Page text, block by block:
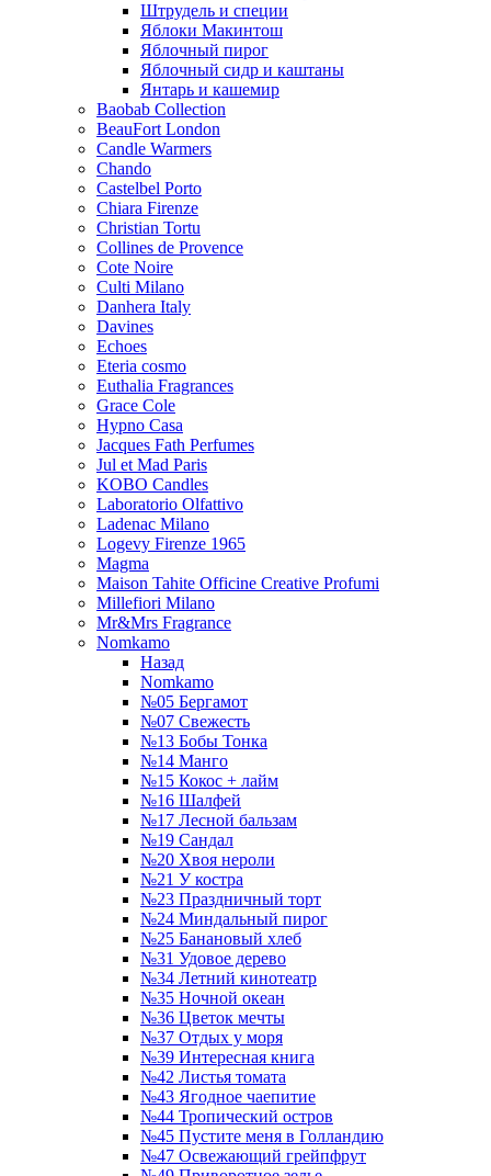
Штрудель и специи
Яблоки Макинтош
Яблочный пирог
Яблочный сидр и каштаны
Янтарь и кашемир
Baobab Collection
BeauFort London
Candle Warmers
Chando
Castelbel Porto
Chiara Firenze
Christian Tortu
Collines de Provence
Cote Noire
Culti Milano
Danhera Italy
Davines
Echoes
Eteria cosmo
Euthalia Fragrances
Grace Cole
Hypno Casa
Jacques Fath Perfumes
Jul et Mad Paris
KOBO Candles
Laboratorio Olfattivo
Ladenac Milano
Logevy Firenze 1965
Magma
Maison Tahite Officine Creative Profumi
Millefiori Milano
Mr&Mrs Fragrance
Nomkamo
Назад
Nomkamo
№05 Бергамот
№07 Свежесть
№13 Бобы Тонка
№14 Манго
№15 Кокос + лайм
№16 Шалфей
№17 Лесной бальзам
№19 Сандал
№20 Хвоя нероли
№21 У костра
№23 Праздничный торт
№24 Миндальный пирог
№25 Банановый хлеб
№31 Удовое дерево
№34 Летний кинотеатр
№35 Ночной океан
№36 Цветок мечты
№37 Отдых у моря
№39 Интересная книга
№42 Листья томата
№43 Ягодное чаепитие
№44 Тропический остров
№45 Пустите меня в Голландию
№47 Освежающий грейпфрут